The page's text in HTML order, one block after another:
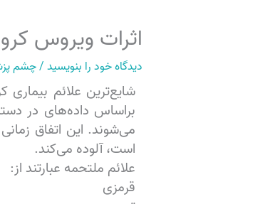
اثرات ویروس
دیدگاه‌ خود را بنویسید /چشم
شایع‌ترین علائم
می‌شوند. این اتفاق
است، آلوده می‌کند.
علائم ملتحمه عبارتند از:
قرمزی